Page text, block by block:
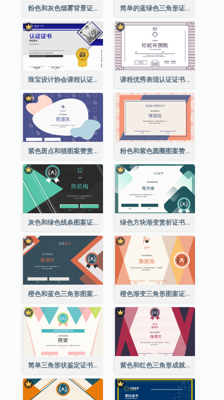
粉色和灰色烟雾背景证书 简单的蓝绿色三角形证书
珠宝设计协会课程认证证书 课程优秀表现认证证书
紫色斑点和猫图案赞赏证书 粉色和紫色圆圈图案赞赏证书
灰色和绿色线条图案证书 绿色方块渐变赏析证书
橙色和蓝色三角形图案证书 橙色渐变三角形图案证书
简单三角形状鉴定证书 紫色和红色三角形成就证书